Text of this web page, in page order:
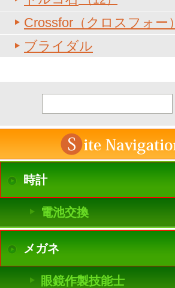
Crossfor（クロスフォー）
ブライダル
時計
電池交換
メガネ
眼鏡作製技能士